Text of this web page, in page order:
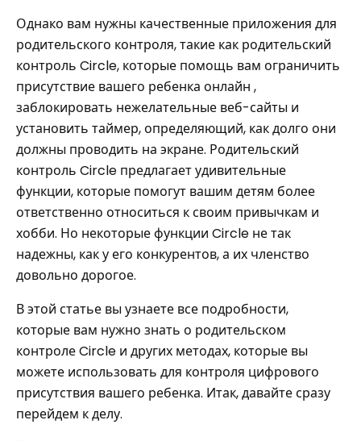
Однако вам нужны качественные приложения для
родительского контроля, такие как родительский
контроль Circle, которые помощь вам ограничить
присутствие вашего ребенка онлайн ,
заблокировать нежелательные веб-сайты и
установить таймер, определяющий, как долго они
должны проводить на экране. Родительский
контроль Circle предлагает удивительные
функции, которые помогут вашим детям более
ответственно относиться к своим привычкам и
хобби. Но некоторые функции Circle не так
надежны, как у его конкурентов, а их членство
довольно дорогое.
В этой статье вы узнаете все подробности,
которые вам нужно знать о родительском
контроле Circle и других методах, которые вы
можете использовать для контроля цифрового
присутствия вашего ребенка. Итак, давайте сразу
перейдем к делу.